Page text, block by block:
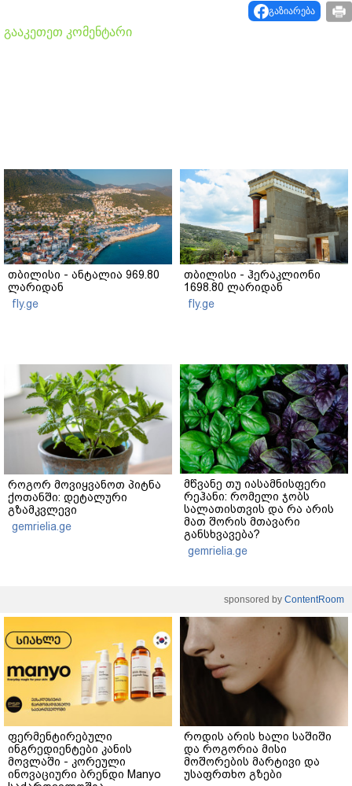
გაზიარება
გააკეთეთ კომენტარი
თბილისი - ანტალია 969.80
ლარიდან
fly.ge
თბილისი - ჰერაკლიონი
1698.80 ლარიდან
fly.ge
როგორ მოვიყვანოთ პიტნა
ქოთანში: დეტალური
გზამკვლევი
gemrielia.ge
მწვანე თუ იასამნისფერი
რეჰანი: რომელი ჯობს
სალათისთვის და რა არის
მათ შორის მთავარი
განსხვავება?
gemrielia.ge
sponsored by ContentRoom
ფერმენტირებული
ინგრედიენტები კანის
მოვლაში - კორეული
ინოვაციური ბრენდი Manyo
როდის არის ხალი საშიში
და როგორია მისი
მოშორების მარტივი და
უსაფრთხო გზები